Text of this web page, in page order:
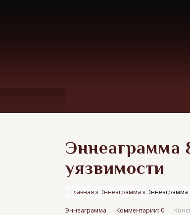
Эннеаграмма
уязвимости
Главная »Эннеаграмма »Эннеаграмма
Эннеаграмма Комментарии: 0